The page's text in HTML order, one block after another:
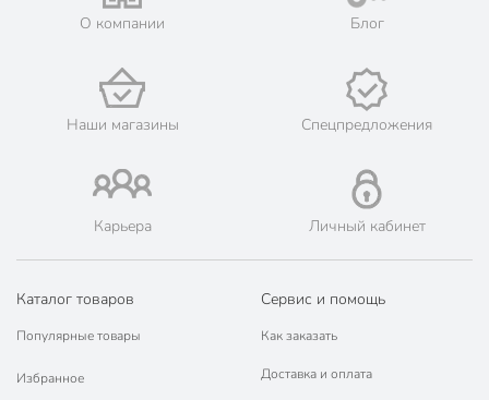
💳 Оплата: онлайн на сайте интернет-гипермаркета или
🛍 Скидки, акции, распродажи каждый день!
📜 Только оригинальная продукция. Интернет-гипермаркет
Порядок - официальный представитель ведущих мировых
марок.
О компании Блог
Наши магазины Спецпредложения
Карьера Личный кабинет
Каталог товаров
Популярные товары
Избранное
Сервис и помощь
Как заказать
Доставка и оплата